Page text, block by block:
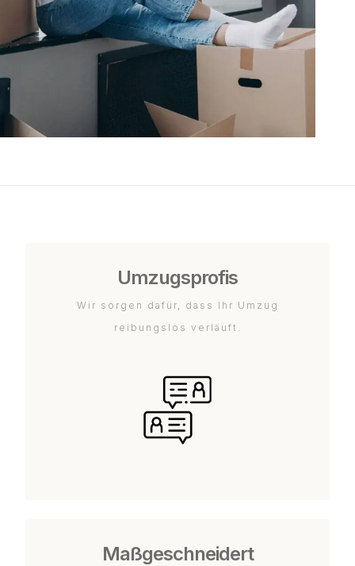
Umzugsprofis
Wir sorgen dafür, dass Ihr Umzug
reibungslos verläuft.
Maßgeschneidert